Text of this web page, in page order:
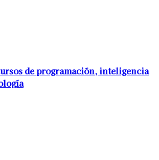
de programación, inteligencia